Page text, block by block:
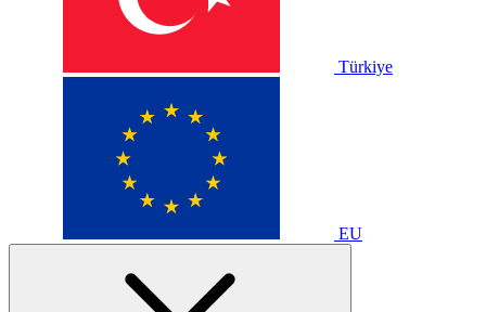
Türkiye
EU